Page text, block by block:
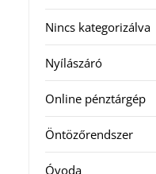
Nincs kategorizálva
Nyílászáró
Online pénztárgép
Öntözőrendszer
Óvoda